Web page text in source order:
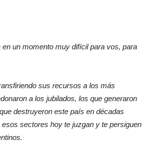
un momento muy difícil para vos, para
sus recursos a los más
a los jubilados, los que generaron
destruyeron este país en décadas
sectores hoy te juzgan y te persiguen